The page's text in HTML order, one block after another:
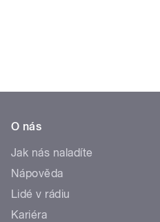
O nás
Jak nás naladíte
Nápověda
Lidé v rádiu
Kariéra